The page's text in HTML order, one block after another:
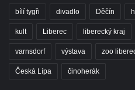
bílí tygři divadlo Děčín
kult Liberec liberecký kraj
varnsdorf výstava zoo
Česká Lípa činoherák